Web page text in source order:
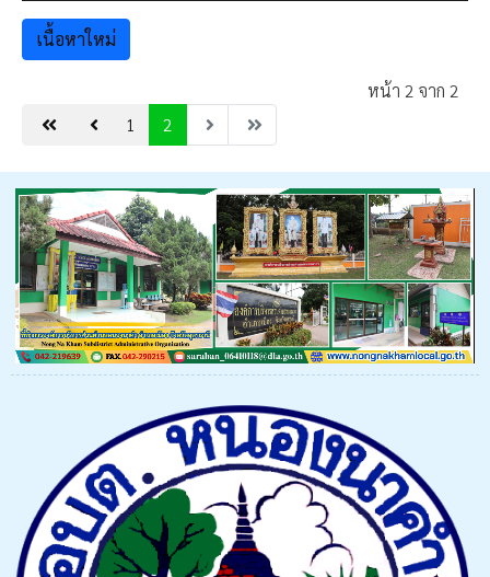
เนื้อหาใหม่
หน้า 2 จาก 2
1
2